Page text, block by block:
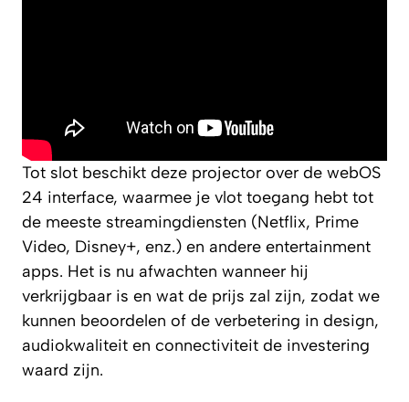
Tot slot beschikt deze projector over de webOS
24 interface, waarmee je vlot toegang hebt tot
de meeste streamingdiensten (Netflix, Prime
Video, Disney+, enz.) en andere entertainment
apps. Het is nu afwachten wanneer hij
verkrijgbaar is en wat de prijs zal zijn, zodat we
kunnen beoordelen of de verbetering in design,
audiokwaliteit en connectiviteit de investering
waard zijn.